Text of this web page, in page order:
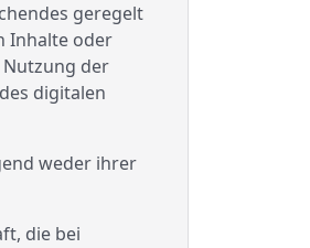
geregelt
Inhalte oder
der
digitalen
weder ihrer
die bei